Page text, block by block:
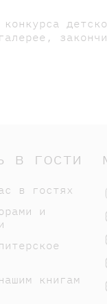
в гости
в гостях
и
книгам